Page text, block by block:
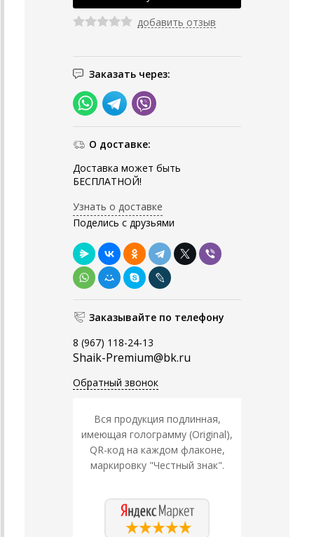
добавить отзыв
Заказать через:
О доставке:
Доставка может быть
БЕСПЛАТНОЙ!
Узнать о доставке
Поделись с друзьями
Заказывайте по телефону
8 (967) 118-24-13
Shaik-Premium@bk.ru
Обратный звонок
Вся продукция подлинная,
имеющая голограмму (Original),
QR-код на каждом флаконе,
маркировку "Честный знак".